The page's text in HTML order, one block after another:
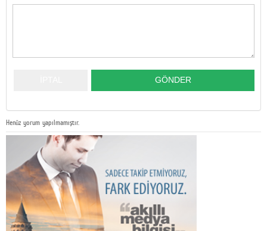
Henüz yorum yapılmamıştır.